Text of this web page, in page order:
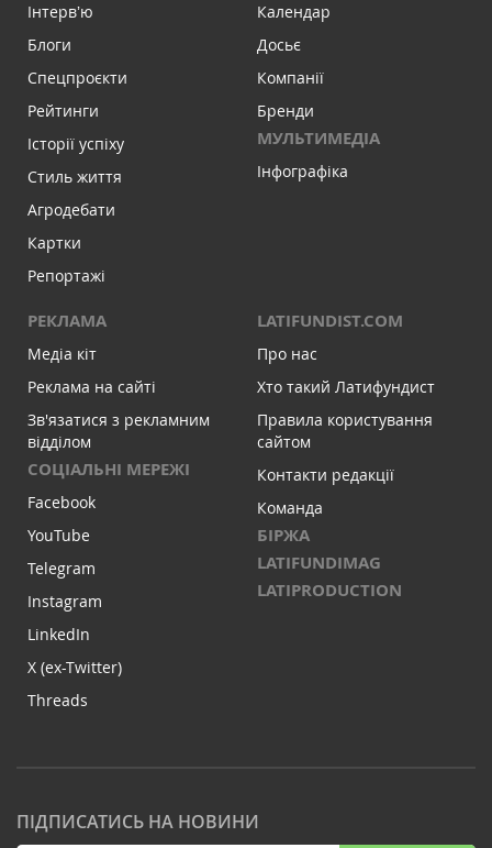
Інтервʼю
Блоги
Спецпроєкти
Рейтинги
Історії успіху
Стиль життя
Агродебати
Картки
Репортажі
Календар
Досьє
Компанії
Бренди
МУЛЬТИМЕДІА
Інфографіка
РЕКЛАМА
Медіа кіт
Реклама на сайті
Зв'язатися з рекламним
відділом
СОЦІАЛЬНІ МЕРЕЖІ
Facebook
YouTube
Telegram
Instagram
LinkedIn
X (ex-Twitter)
Threads
LATIFUNDIST.COM
Про нас
Хто такий Латифундист
Правила користування
сайтом
Контакти редакції
Команда
БІРЖА
LATIFUNDIMAG
LATIPRODUCTION
ПІДПИСАТИСЬ НА НОВИНИ